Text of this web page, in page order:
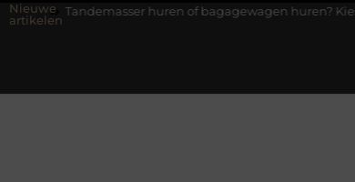
Nieuwe
artikelen
huren of bagagewagen huren? Kies de juiste